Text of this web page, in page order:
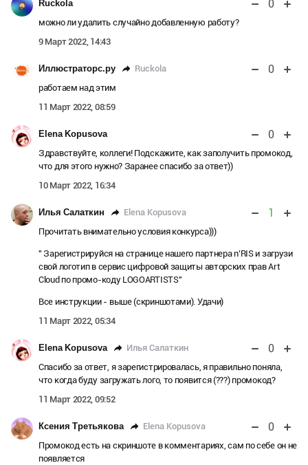
Ruckola 0
можно ли удалить случайно добавленную работу?
9 Март 2022, 14:43
Иллюстраторс.ру Ruckola 0
работаем над этим
11 Март 2022, 08:59
Elena Kopusova 0
Здравствуйте, коллеги! Подскажите, как заполучить промокод,
что для этого нужно? Заранее спасибо за ответ))
10 Март 2022, 16:34
Илья Салаткин Elena Kopusova 1
Прочитать внимательно условия конкурса)))
" Зарегистрируйся на странице нашего партнера n’RIS и загрузи
свой логотип в сервис цифровой защиты авторских прав Art
Cloud по промо-коду LOGOARTISTS"
Все инструкции - выше (скриншотами). Удачи)
11 Март 2022, 05:34
Elena Kopusova Илья Салаткин 0
Спасибо за ответ, я зарегистрировалась, я правильно поняла,
что когда буду загружать лого, то появится (???) промокод?
11 Март 2022, 09:52
Ксения Третьякова Elena Kopusova 0
Промокод есть на скриншоте в комментариях, сам по себе он не
появляется